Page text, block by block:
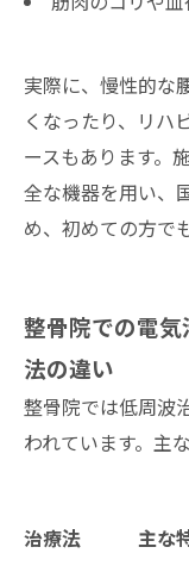
実際に、慢性的な
くなったり、リハ
ースもあります。
全な機器を用い、
め、初めての方で
整骨院での電
法の違い
整骨院では低周波
われています。主
治療法 主な